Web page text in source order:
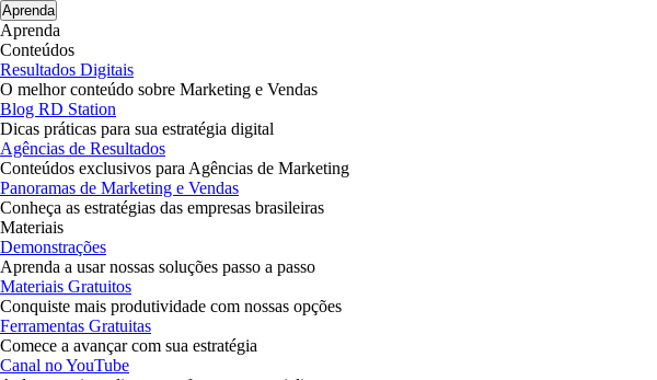
Aprenda
Aprenda
Conteúdos
Resultados Digitais
O melhor conteúdo sobre Marketing e Vendas
Blog RD Station
Dicas práticas para sua estratégia digital
Agências de Resultados
Conteúdos exclusivos para Agências de Marketing
Panoramas de Marketing e Vendas
Conheça as estratégias das empresas brasileiras
Materiais
Demonstrações
Aprenda a usar nossas soluções passo a passo
Materiais Gratuitos
Conquiste mais produtividade com nossas opções
Ferramentas Gratuitas
Comece a avançar com sua estratégia
Canal no YouTube